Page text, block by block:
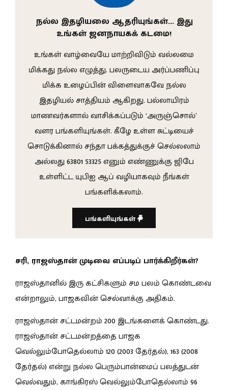
நல்ல இதழியலை ஆதரியுங்கள்… இது
உங்கள் ஜனநாயகக் கடமை!
உங்கள் வாழ்வையே மாற்றிவிடும் வல்லமை
மிக்கது நல்ல எழுத்து. பலருடைய அர்ப்பணிப்பு
மிக்க உழைப்பின் விளைவாகவே நல்ல
இதழியல் சாத்தியம் ஆகிறது. பல்லாயிரம்
மாணவர்களால் வாசிக்கப்படும் ‘அருஞ்சொல்’
வளர பங்களியுங்கள். கீழே உள்ள சுட்டியைச்
சொடுக்கினால் சந்தா பக்கத்துக்குச் செல்லலாம்
அல்லது 63801 53325 எனும் எண்ணுக்கு ஜிபே
உள்ளிட்ட யுபிஐ ஆப் வழியாகவும் நீங்கள்
பங்களிக்கலாம்.
பங்களியுங்கள்
சரி, ராஜஸ்தான் முடிவை எப்படிப் பார்க்கிறீர்கள்?
ராஜஸ்தானில் இரு கட்சிகளும் சம பலம் கொண்டவை
என்றாலும், பாஜகவின் செல்வாக்கு அதிகம்.
ராஜஸ்தான் சட்டமன்றம் 200 இடங்களைக் கொண்டது.
ராஜஸ்தான் சட்டமன்றத்தை பாஜக
வெல்லும்போதெல்லாம் 120 (2003 தேர்தல்), 163 (2008
தேர்தல்) என்று நல்ல பெரும்பான்மைப் பலத்துடன்
வெல்வதும், காங்கிரஸ் வெல்லும்போதெல்லாம் 96